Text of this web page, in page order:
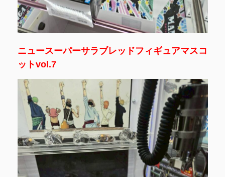
ニュースーパーサラブレッドフィギュアマスコ
ットvol.7